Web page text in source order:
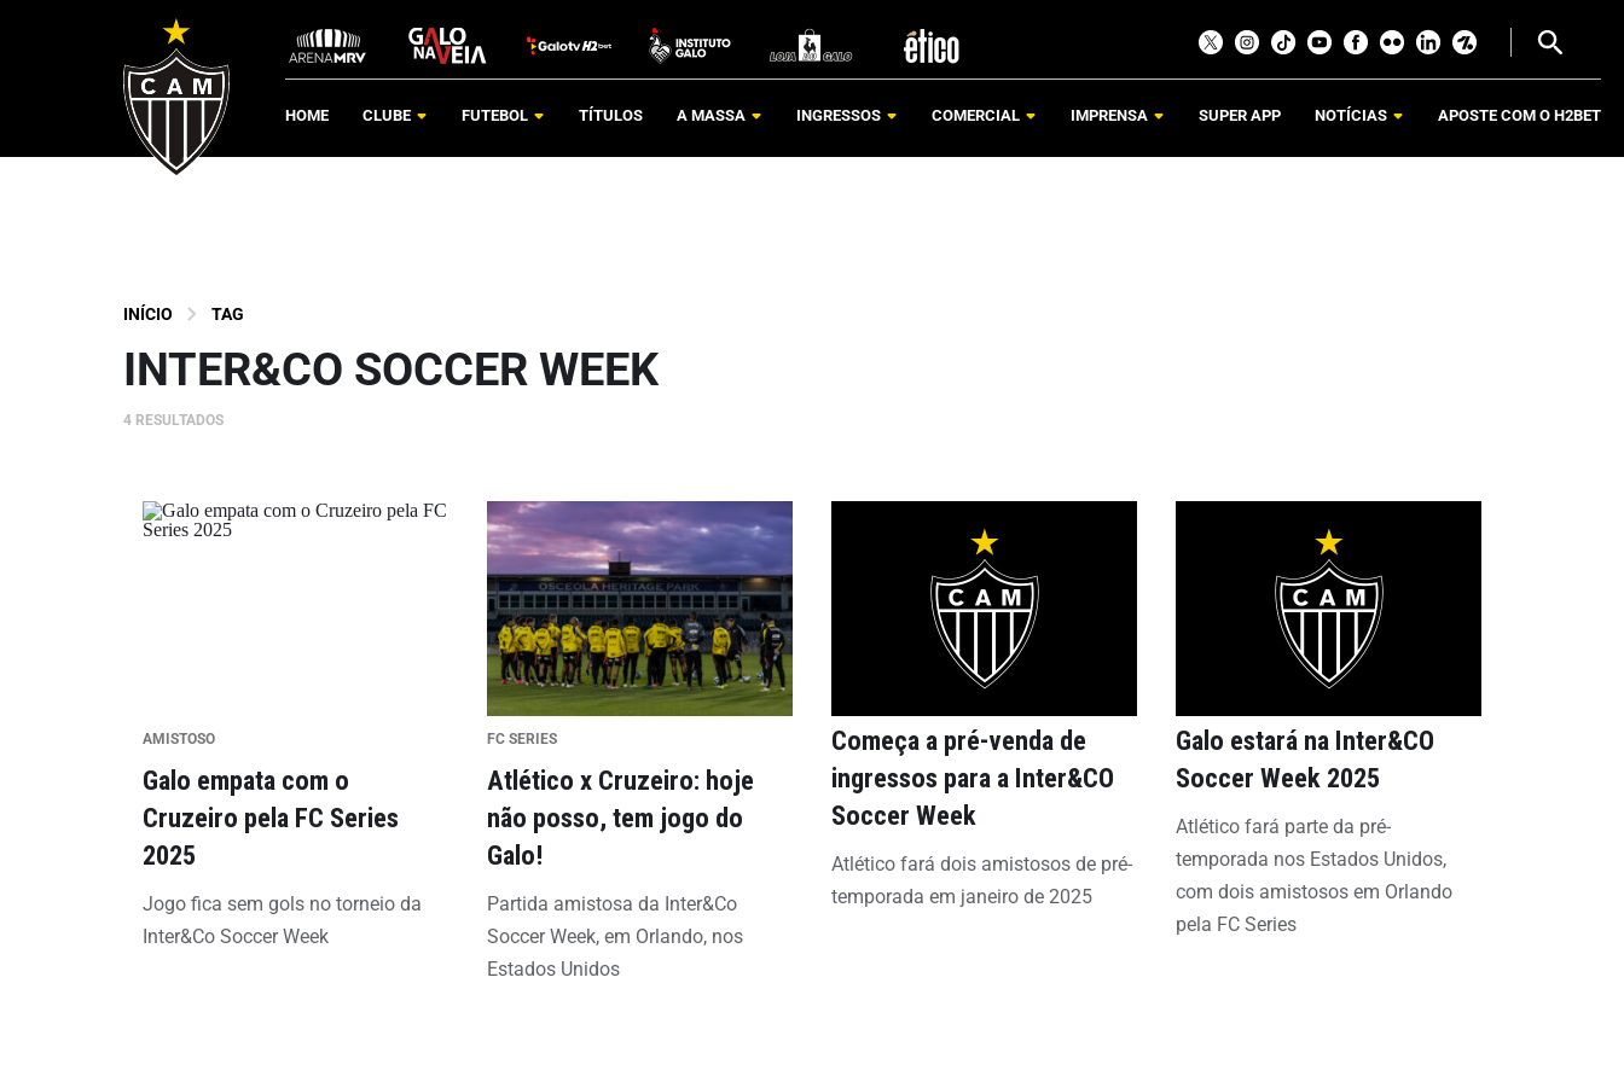
HOME CLUBE FUTEBOL TÍTULOS A MASSA INGRESSOS COMERCIAL IMPRENSA SUPER APP NOTÍCIAS APOSTE COM O H2BET
INÍCIO TAG
INTER&CO SOCCER WEEK
4 RESULTADOS
AMISTOSO
Galo empata com o
Cruzeiro pela FC Series
2025
Jogo fica sem gols no torneio da
Inter&Co Soccer Week
FC SERIES
Atlético x Cruzeiro: hoje
não posso, tem jogo do
Galo!
Partida amistosa da Inter&Co
Soccer Week, em Orlando, nos
Estados Unidos
Começa a pré-venda de
ingressos para a Inter&CO
Soccer Week
Atlético fará dois amistosos de pré-
temporada em janeiro de 2025
Galo estará na Inter&CO
Soccer Week 2025
Atlético fará parte da pré-
temporada nos Estados Unidos,
com dois amistosos em Orlando
pela FC Series